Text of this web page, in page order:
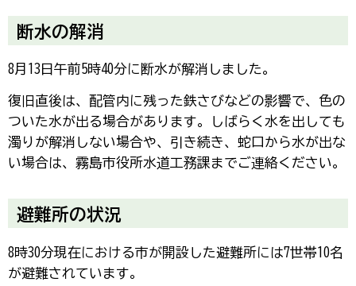
断水の解消
8月13日午前5時40分に断水が解消しました。
復旧直後は、配管内に残った鉄さびなどの影響で、色の
ついた水が出る場合があります。しばらく水を出しても
濁りが解消しない場合や、引き続き、蛇口から水が出な
い場合は、霧島市役所水道工務課までご連絡ください。
避難所の状況
8時30分現在における市が開設した避難所には7世帯10名
が避難されています。